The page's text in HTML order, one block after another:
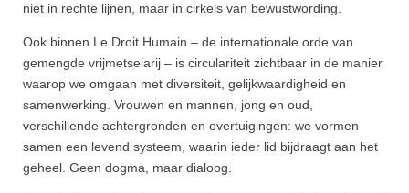
niet in rechte lijnen, maar in cirkels van bewustwording.
Ook binnen Le Droit Humain – de internationale orde van
gemengde vrijmetselarij – is circulariteit zichtbaar in de manier
waarop we omgaan met diversiteit, gelijkwaardigheid en
samenwerking. Vrouwen en mannen, jong en oud,
verschillende achtergronden en overtuigingen: we vormen
samen een levend systeem, waarin ieder lid bijdraagt aan het
geheel. Geen dogma, maar dialoog.